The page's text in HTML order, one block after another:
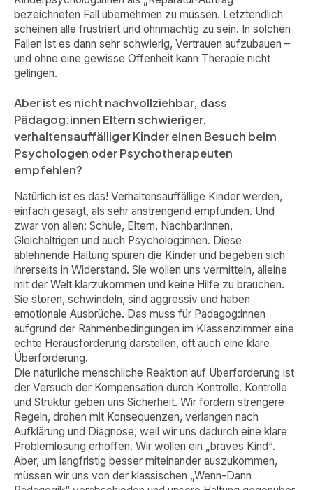
bezeichneten Fall übernehmen zu müssen. Letztendlich
scheinen alle frustriert und ohnmächtig zu sein. In solchen
Fällen ist es dann sehr schwierig, Vertrauen aufzubauen –
und ohne eine gewisse Offenheit kann Therapie nicht
gelingen.
Aber ist es nicht nachvollziehbar, dass
Pädagog:innen Eltern schwieriger,
verhaltensauffälliger Kinder einen Besuch beim
Psychologen oder Psychotherapeuten
empfehlen?
Natürlich ist es das! Verhaltensauffällige Kinder werden,
einfach gesagt, als sehr anstrengend empfunden. Und
zwar von allen: Schule, Eltern, Nachbar:innen,
Gleichaltrigen und auch Psycholog:innen. Diese
ablehnende Haltung spüren die Kinder und begeben sich
ihrerseits in Widerstand. Sie wollen uns vermitteln, alleine
mit der Welt klarzukommen und keine Hilfe zu brauchen.
Sie stören, schwindeln, sind aggressiv und haben
emotionale Ausbrüche. Das muss für Pädagog:innen
aufgrund der Rahmenbedingungen im Klassenzimmer eine
echte Herausforderung darstellen, oft auch eine klare
Überforderung.
Die natürliche menschliche Reaktion auf Überforderung ist
der Versuch der Kompensation durch Kontrolle. Kontrolle
und Struktur geben uns Sicherheit. Wir fordern strengere
Regeln, drohen mit Konsequenzen, verlangen nach
Aufklärung und Diagnose, weil wir uns dadurch eine klare
Problemlösung erhoffen. Wir wollen ein „braves Kind“.
Aber, um langfristig besser miteinander auszukommen,
müssen wir uns von der klassischen „Wenn-Dann